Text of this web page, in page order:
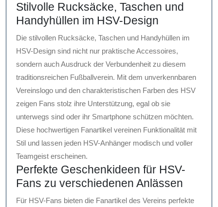
Stilvolle Rucksäcke, Taschen und
Handyhüllen im HSV-Design
Die stilvollen Rucksäcke, Taschen und Handyhüllen im
HSV-Design sind nicht nur praktische Accessoires,
sondern auch Ausdruck der Verbundenheit zu diesem
traditionsreichen Fußballverein. Mit dem unverkennbaren
Vereinslogo und den charakteristischen Farben des HSV
zeigen Fans stolz ihre Unterstützung, egal ob sie
unterwegs sind oder ihr Smartphone schützen möchten.
Diese hochwertigen Fanartikel vereinen Funktionalität mit
Stil und lassen jeden HSV-Anhänger modisch und voller
Teamgeist erscheinen.
Perfekte Geschenkideen für HSV-
Fans zu verschiedenen Anlässen
Für HSV-Fans bieten die Fanartikel des Vereins perfekte